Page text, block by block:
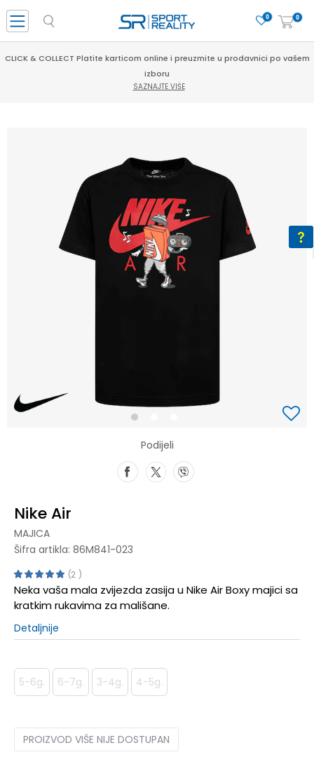
0
0
CLICK & COLLECT Platite karticom online i preuzmite u prodavnici po vašem
izboru
SAZNAJTE VIŠE
1
Podijeli
Nike Air
MAJICA
Šifra artikla: 86M841-023
2
Neka vaša mala zvijezda zasija u Nike Air Boxy majici sa
kratkim rukavima za mališane.
Detaljnije
5-6g. 6-7g. 3-4g. 4-5g.
PROIZVOD VIŠE NIJE DOSTUPAN